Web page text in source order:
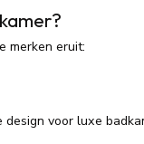
merken eruit:
voor luxe